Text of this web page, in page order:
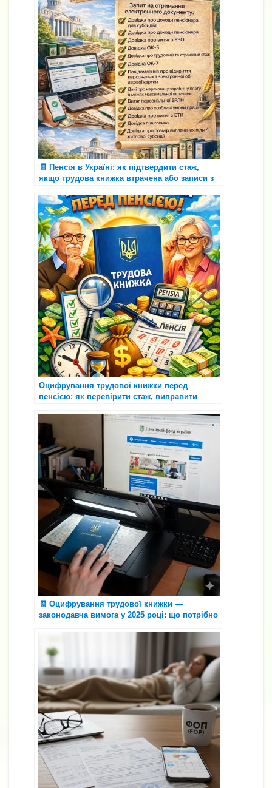
🧾 Пенсія в Україні: як підтвердити стаж,
якщо трудова книжка втрачена або записи з
Оцифрування трудової книжки перед
пенсією: як перевірити стаж, виправити
🧾 Оцифрування трудової книжки —
законодавча вимога у 2025 році: що потрібно